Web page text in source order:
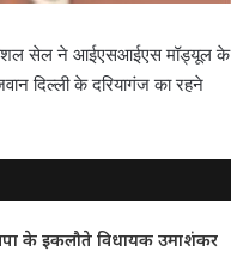
स्‍पेशल सेल ने आईएसआईएस मॉड्यूल के
दिल्ली के दरियागंज का रहने
के इकलौते विधायक उमाशंकर